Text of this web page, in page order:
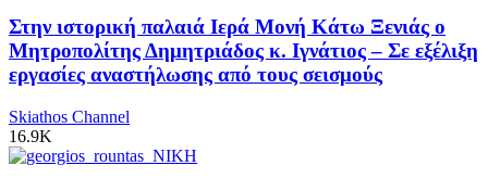
Στην ιστορική παλαιά Ιερά Μονή Κάτω Ξενιάς ο
Μητροπολίτης Δημητριάδος κ. Ιγνάτιος – Σε εξέλιξη
εργασίες αναστήλωσης από τους σεισμούς
Skiathos Channel
16.9K